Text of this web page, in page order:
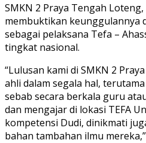
SMKN 2 Praya Tengah
membuktikan keunggulannya
sebagai pelaksana Tefa –
tingkat nasional.
“Lulusan kami di SMKN 2
ahli dalam segala hal,
sebab secara berkala guru
dan mengajar di lokasi TEFA
kompetensi Dudi, dinikmati
bahan tambahan ilmu